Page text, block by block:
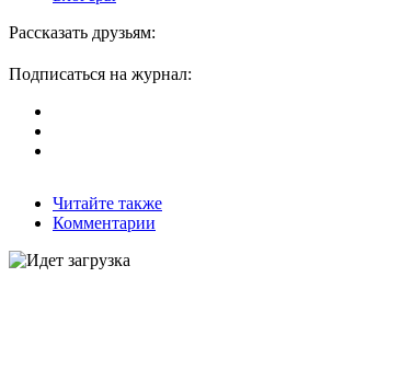
Рассказать друзьям:
Подписаться на журнал:
Читайте также
Комментарии